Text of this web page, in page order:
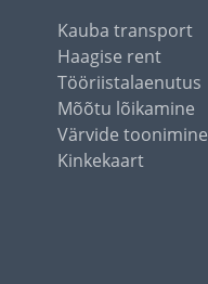
Kauba transport
Haagise rent
Tööriistalaenutus
Mõõtu lõikamine
Värvide toonimine
Kinkekaart